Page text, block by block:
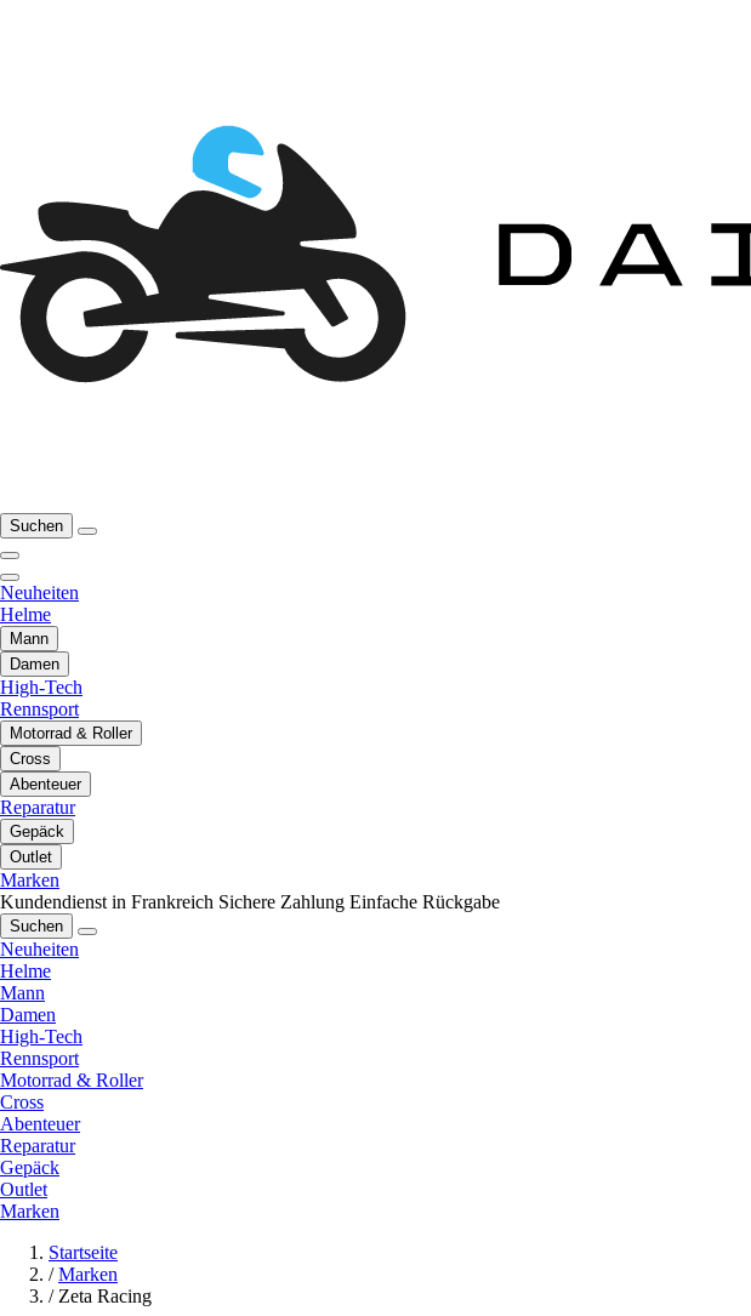
Suchen
Neuheiten
Helme
Mann
Damen
High-Tech
Rennsport
Motorrad & Roller
Cross
Abenteuer
Reparatur
Gepäck
Outlet
Marken
Kundendienst in Frankreich Sichere Zahlung Einfache Rückgabe
Suchen
Neuheiten
Helme
Mann
Damen
High-Tech
Rennsport
Motorrad & Roller
Cross
Abenteuer
Reparatur
Gepäck
Outlet
Marken
Startseite
/ Marken
/ Zeta Racing